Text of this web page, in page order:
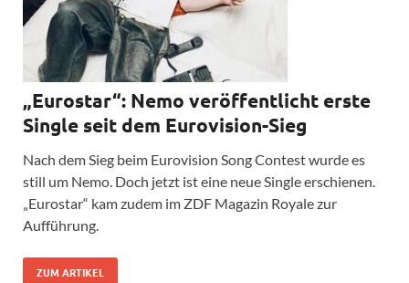
„Eurostar“: Nemo veröffentlicht erste
Single seit dem Eurovision-Sieg
Nach dem Sieg beim Eurovision Song Contest wurde es
still um Nemo. Doch jetzt ist eine neue Single erschienen.
„Eurostar“ kam zudem im ZDF Magazin Royale zur
Aufführung.
ZUM ARTIKEL